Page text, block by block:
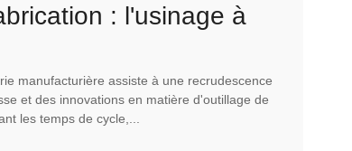
: l'usinage à
matière d'outillage
la scène
manufacturière assiste à une recrudescence
et des innovations en matière d'outillage de
les temps de cycle,...